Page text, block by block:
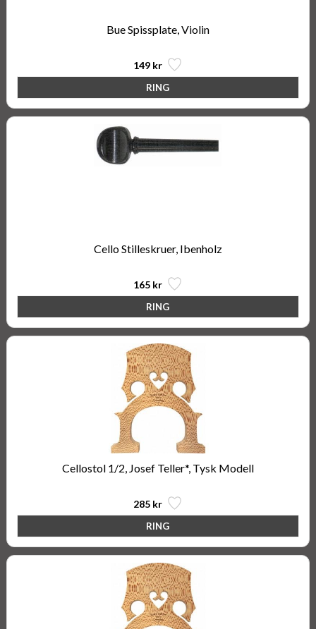
Bue Spissplate, Violin
149 kr
Cello Stilleskruer, Ibenholz
165 kr
Cellostol 1/2, Josef Teller*, Tysk Modell
285 kr